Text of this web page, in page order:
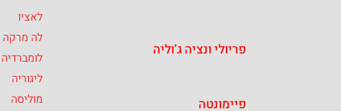
פריולי ונציה ג’וליה
פיימונטה
לאציו
לה מרקה
לומברדיה
ליגוריה
מוליסה